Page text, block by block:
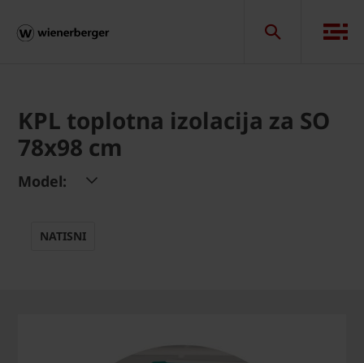
KPL toplotna izolacija za SO
78x98 cm
Model:
NATISNI